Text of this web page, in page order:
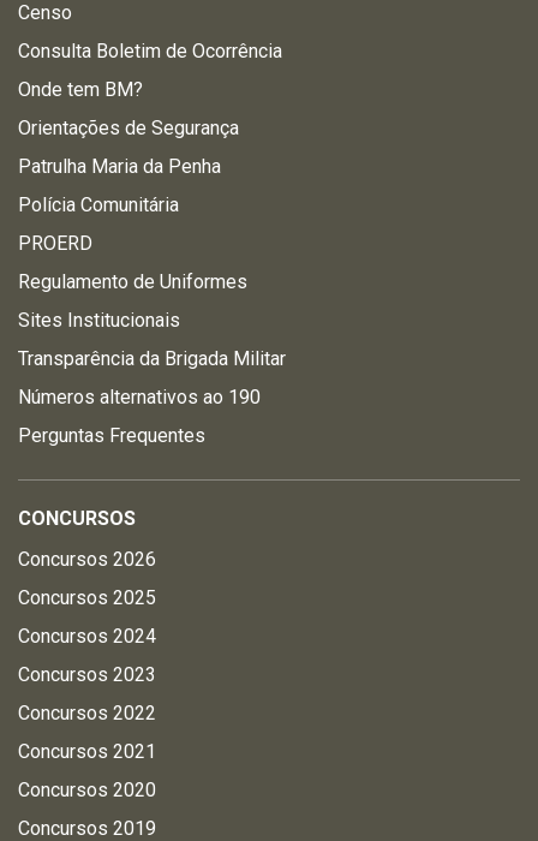
Censo
Consulta Boletim de Ocorrência
Onde tem BM?
Orientações de Segurança
Patrulha Maria da Penha
Polícia Comunitária
PROERD
Regulamento de Uniformes
Sites Institucionais
Transparência da Brigada Militar
Números alternativos ao 190
Perguntas Frequentes
CONCURSOS
Concursos 2026
Concursos 2025
Concursos 2024
Concursos 2023
Concursos 2022
Concursos 2021
Concursos 2020
Concursos 2019